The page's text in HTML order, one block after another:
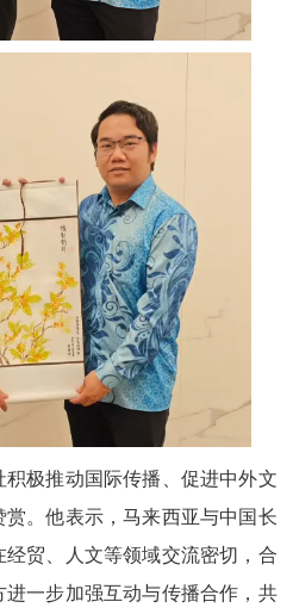
积极推动国际传播、促进中外文
。他表示，马来西亚与中国长
贸、人文等领域交流密切，合
一步加强互动与传播合作，共